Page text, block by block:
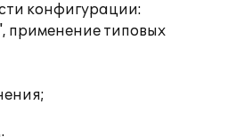
конфигурации:
применение типовых